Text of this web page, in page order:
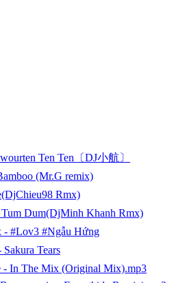
Ten Ten〔DJ小航〕
(Mr.G remix)
Rmx)
Dum(DjMinh Khanh Rmx)
#Lov3 #Ngẫu Hứng
Tears
- In The Mix (Original Mix).mp3